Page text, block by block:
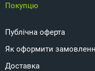
Покупцю
Публічна оферта
Як оформити
Доставка